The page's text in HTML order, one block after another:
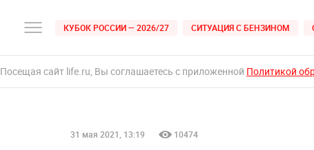
КУБОК РОССИИ — 2026/27 СИТУАЦИЯ С БЕНЗИНОМ
Посещая сайт life.ru, Вы соглашаетесь с приложенной Политикой
31 мая 2021, 13:19 10474